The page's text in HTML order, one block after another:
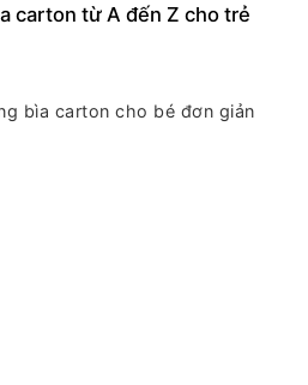
carton từ A đến Z cho trẻ
bìa carton cho bé đơn giản